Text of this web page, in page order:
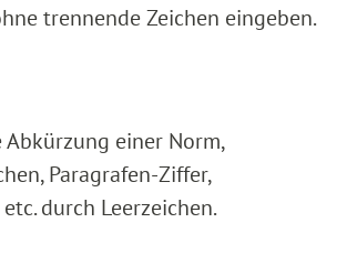
trennende Zeichen eingeben.
Abkürzung einer Norm,
Paragrafen-Ziffer,
durch Leerzeichen.